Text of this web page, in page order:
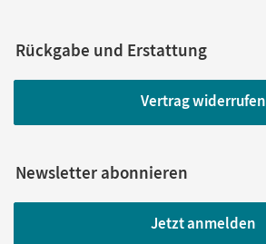
Rückgabe und Erstattung
Vertrag widerrufen
Newsletter abonnieren
Jetzt anmelden